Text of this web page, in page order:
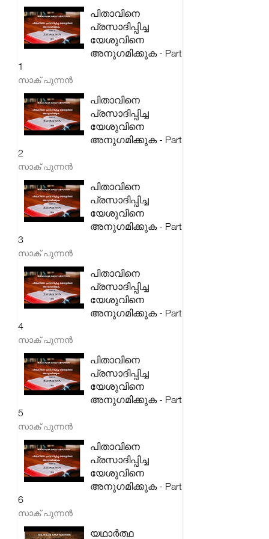
പിതാവിനെ
പ്രസാദിപ്പിച്ച
യേശുവിനെ
അനുഗമിക്കുക - Part
1
സാക് പുന്നൻ
പിതാവിനെ
പ്രസാദിപ്പിച്ച
യേശുവിനെ
അനുഗമിക്കുക - Part
2
സാക് പുന്നൻ
പിതാവിനെ
പ്രസാദിപ്പിച്ച
യേശുവിനെ
അനുഗമിക്കുക - Part
3
സാക് പുന്നൻ
പിതാവിനെ
പ്രസാദിപ്പിച്ച
യേശുവിനെ
അനുഗമിക്കുക - Part
4
സാക് പുന്നൻ
പിതാവിനെ
പ്രസാദിപ്പിച്ച
യേശുവിനെ
അനുഗമിക്കുക - Part
5
സാക് പുന്നൻ
പിതാവിനെ
പ്രസാദിപ്പിച്ച
യേശുവിനെ
അനുഗമിക്കുക - Part
6
സാക് പുന്നൻ
യഥാർത്ഥ